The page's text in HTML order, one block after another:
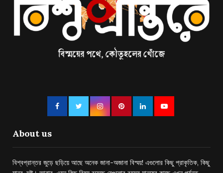
About us
বিশ্বপ্রান্তর জুড়ে ছড়িয়ে আছে অনেক জানা-অজানা বিস্ময়! এগুলোর কিছু প্রাকৃতিক, কিছু